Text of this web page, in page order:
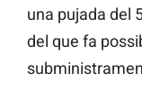
una pujada del
del que fa